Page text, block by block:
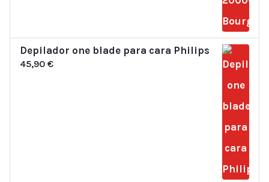
Depilador one blade para cara Philips
45,90 €